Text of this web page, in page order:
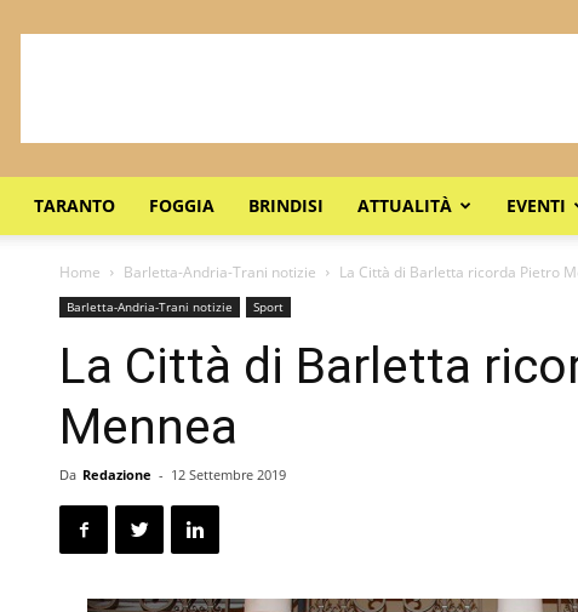
TARANTO FOGGIA BRINDISI ATTUALITÀ EVENTI
Home Barletta-Andria-Trani notizie La Città di Barletta ricorda Pietro
Barletta-Andria-Trani notizie Sport
La Città di Barletta
Mennea
Da Redazione - 12 Settembre 2019